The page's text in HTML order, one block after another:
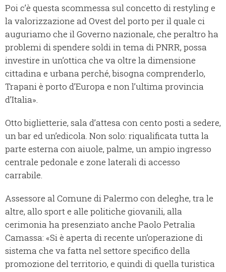
Poi c’è questa scommessa sul concetto di restyling e
la valorizzazione ad Ovest del porto per il quale ci
auguriamo che il Governo nazionale, che peraltro ha
problemi di spendere soldi in tema di PNRR, possa
investire in un’ottica che va oltre la dimensione
cittadina e urbana perché, bisogna comprenderlo,
Trapani è porto d’Europa e non l’ultima provincia
d’Italia».
Otto biglietterie, sala d’attesa con cento posti a sedere,
un bar ed un’edicola. Non solo: riqualificata tutta la
parte esterna con aiuole, palme, un ampio ingresso
centrale pedonale e zone laterali di accesso
carrabile.
Assessore al Comune di Palermo con deleghe, tra le
altre, allo sport e alle politiche giovanili, alla
cerimonia ha presenziato anche Paolo Petralia
Camassa: «Si è aperta di recente un’operazione di
sistema che va fatta nel settore specifico della
promozione del territorio, e quindi di quella turistica